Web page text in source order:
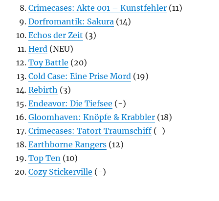
Crimecases: Akte 001 – Kunstfehler (11)
Dorfromantik: Sakura (14)
Echos der Zeit (3)
Herd (NEU)
Toy Battle (20)
Cold Case: Eine Prise Mord (19)
Rebirth (3)
Endeavor: Die Tiefsee (-)
Gloomhaven: Knöpfe & Krabbler (18)
Crimecases: Tatort Traumschiff (-)
Earthborne Rangers (12)
Top Ten (10)
Cozy Stickerville (-)